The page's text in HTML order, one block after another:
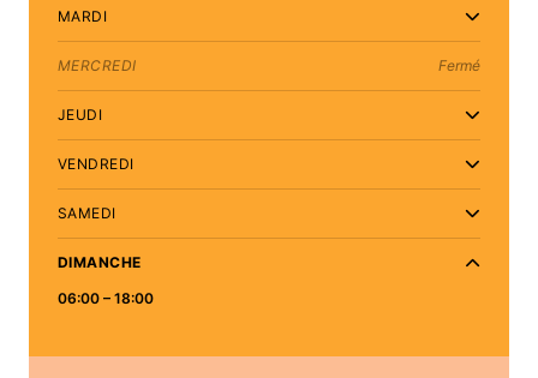
MARDI
MERCREDI Fermé
JEUDI
VENDREDI
SAMEDI
DIMANCHE
06:00 – 18:00